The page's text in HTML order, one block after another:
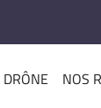
DRÔNE NOS